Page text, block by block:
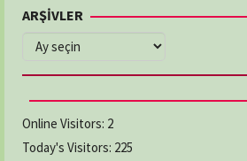
ARŞİVLER
ARŞİVLER
Online Visitors: 2
Today's Visitors: 225